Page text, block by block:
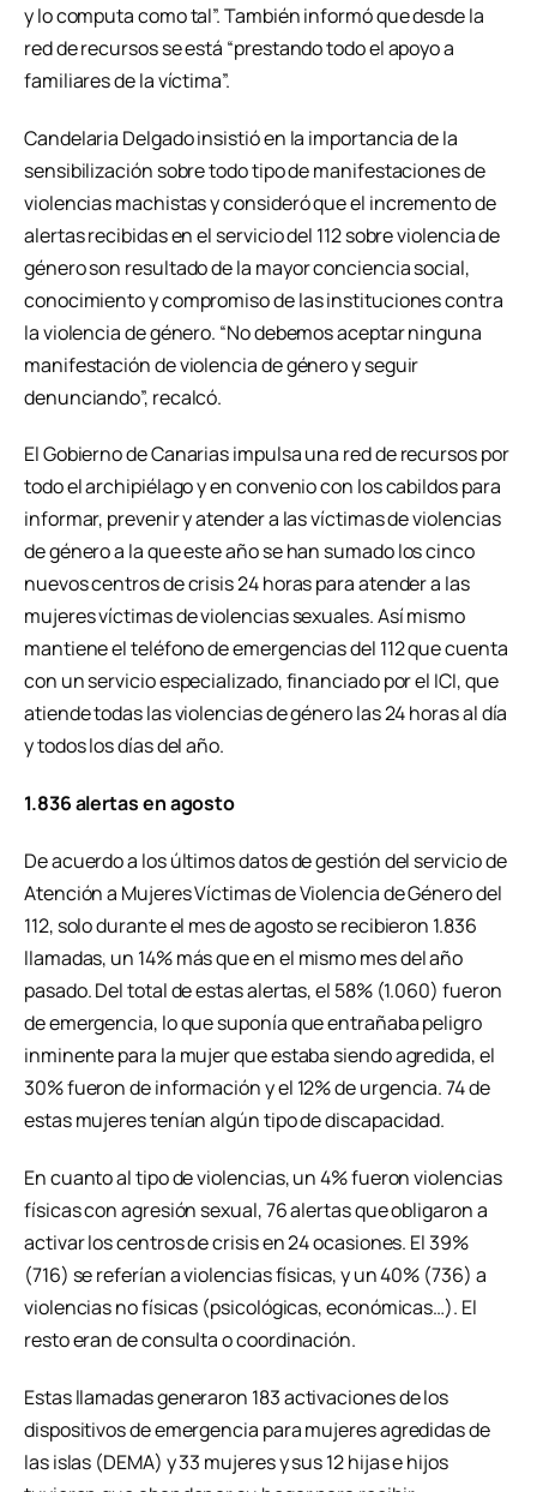
y lo computa como tal”. También informó que desde la
red de recursos se está “prestando todo el apoyo a
familiares de la víctima”.
Candelaria Delgado insistió en la importancia de la
sensibilización sobre todo tipo de manifestaciones de
violencias machistas y consideró que el incremento de
alertas recibidas en el servicio del 112 sobre violencia de
género son resultado de la mayor conciencia social,
conocimiento y compromiso de las instituciones contra
la violencia de género. “No debemos aceptar ninguna
manifestación de violencia de género y seguir
denunciando”, recalcó.
El Gobierno de Canarias impulsa una red de recursos por
todo el archipiélago y en convenio con los cabildos para
informar, prevenir y atender a las víctimas de violencias
de género a la que este año se han sumado los cinco
nuevos centros de crisis 24 horas para atender a las
mujeres víctimas de violencias sexuales. Así mismo
mantiene el teléfono de emergencias del 112 que cuenta
con un servicio especializado, financiado por el ICI, que
atiende todas las violencias de género las 24 horas al día
y todos los días del año.
1.836 alertas en agosto
De acuerdo a los últimos datos de gestión del servicio de
Atención a Mujeres Víctimas de Violencia de Género del
112, solo durante el mes de agosto se recibieron 1.836
llamadas, un 14% más que en el mismo mes del año
pasado. Del total de estas alertas, el 58% (1.060) fueron
de emergencia, lo que suponía que entrañaba peligro
inminente para la mujer que estaba siendo agredida, el
30% fueron de información y el 12% de urgencia. 74 de
estas mujeres tenían algún tipo de discapacidad.
En cuanto al tipo de violencias, un 4% fueron violencias
físicas con agresión sexual, 76 alertas que obligaron a
activar los centros de crisis en 24 ocasiones. El 39%
(716) se referían a violencias físicas, y un 40% (736) a
violencias no físicas (psicológicas, económicas…). El
resto eran de consulta o coordinación.
Estas llamadas generaron 183 activaciones de los
dispositivos de emergencia para mujeres agredidas de
las islas (DEMA) y 33 mujeres y sus 12 hijas e hijos